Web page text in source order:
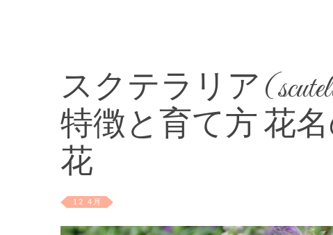
スクテラリア
特徴と育て方 花
花
12 4月